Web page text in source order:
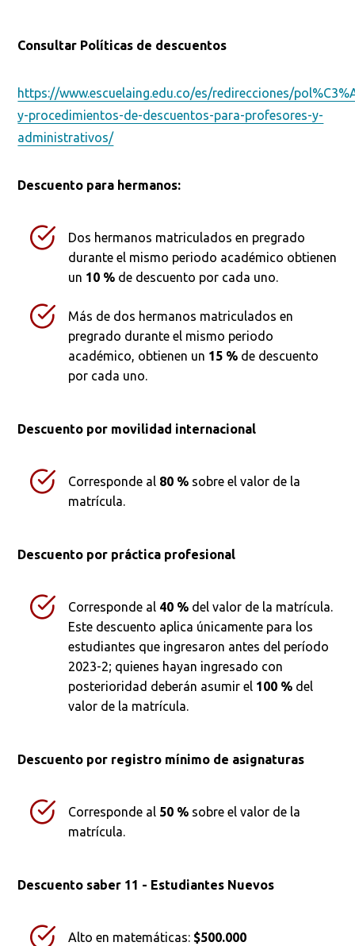
Consultar Políticas de descuentos
https://www.escuelaing.edu.co/es/redirecciones/
y-procedimientos-de-descuentos-para-profesores-y-
administrativos/
Descuento para hermanos:
Dos hermanos matriculados en pregrado
durante el mismo periodo académico obtienen
un 10 % de descuento por cada uno.
Más de dos hermanos matriculados en
pregrado durante el mismo periodo
académico, obtienen un 15 % de descuento
por cada uno.
Descuento por movilidad internacional
Corresponde al 80 % sobre el valor de la
matrícula.
Descuento por práctica profesional
Corresponde al 40 % del valor de la matrícula.
Este descuento aplica únicamente para los
estudiantes que ingresaron antes del período
2023-2; quienes hayan ingresado con
posterioridad deberán asumir el 100 % del
valor de la matrícula.
Descuento por registro mínimo de asignaturas
Corresponde al 50 % sobre el valor de la
matrícula.
Descuento saber 11 - Estudiantes Nuevos
Alto en matemáticas: $500.000
Busca en la escuela